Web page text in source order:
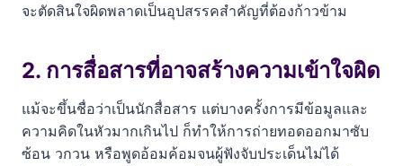
จะตัดสินใจผิดพลาดเป็นอุปสรรคสำคัญที่ต้องก้าวข้าม
2. การสื่อสารที่อาจสร้างความเข้าใจผิด
แม้จะขึ้นชื่อว่าเป็นนักสื่อสาร แต่บางครั้งการมีข้อมูลและ
ความคิดในหัวมากเกินไป ก็ทำให้การถ่ายทอดออกมาซับ
ซ้อน วกวน หรือพูดอ้อมค้อมจนผู้ฟังจับประเด็นไม่ได้